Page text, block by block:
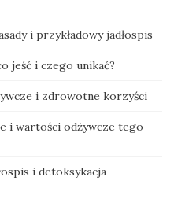
i przykładowy jadłospis
jeść i czego unikać?
i zdrowotne korzyści
i wartości odżywcze tego
i detoksykacja